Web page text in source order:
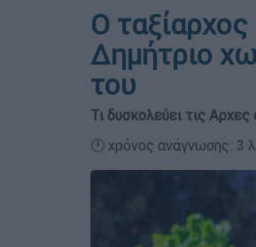
Ο
Δημήτριο
του
Τι δυσκολεύει τις
🕛 χρόνος ανάγνωσης: